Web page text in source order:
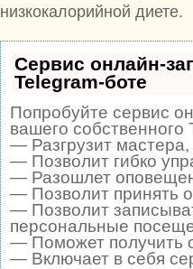
низкокалорийной диете.
Сервис онлайн-
Telegram-боте
Попробуйте сервис
вашего собственного
— Разгрузит
— Позволит гибко
— Разошлет
— Позволит принять
— Позволит
персональные
— Поможет получить
— Включает в себя